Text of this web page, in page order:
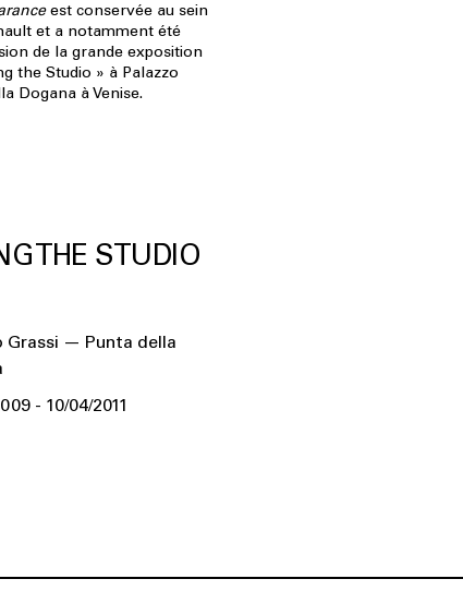
est conservée au sein
et a notamment été
de la grande exposition
the Studio » à Palazzo
Dogana à Venise.
THE STUDIO
Grassi — Punta della
10/04/2011